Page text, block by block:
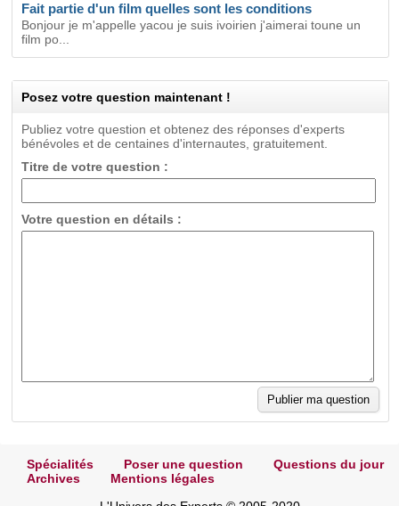
Fait partie d'un film quelles sont les conditions
Bonjour je m'appelle yacou je suis ivoirien j'aimerai toune un
film po...
Posez votre question maintenant !
Publiez votre question et obtenez des réponses d'experts
bénévoles et de centaines d'internautes, gratuitement.
Titre de votre question :
Votre question en détails :
Spécialités Poser une question
Questions du jour
Archives
Mentions légales